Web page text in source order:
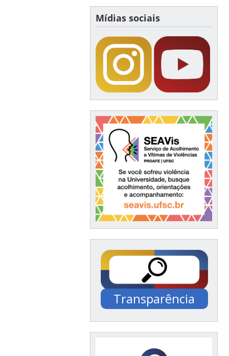
Mídias sociais
Transparência
Documentação /
Financeiro / Compras